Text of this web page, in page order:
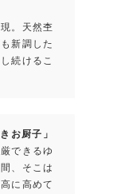
。天然杢
新調した
続けるこ
お厨子」
できるゆ
、そこは
に高めて